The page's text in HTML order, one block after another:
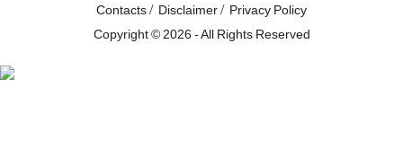
Contacts/ Disclaimer/ Privacy Policy
Copyright © 2026 - All Rights Reserved